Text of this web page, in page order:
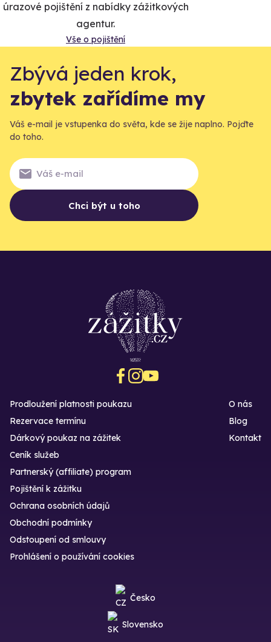
úrazové pojištění z nabídky zážitkových
agentur.
Vše o pojištění
Zbývá jeden krok,
zbytek zařídíme my
Váš e-mail je vstupenka do světa, kde se žije naplno. Pojďte
do toho.
Chci být u toho
Prodloužení platnosti poukazu
Rezervace termínu
Dárkový poukaz na zážitek
O nás
Blog
Kontakt
Ceník služeb
Partnerský (affiliate) program
Pojištění k zážitku
Ochrana osobních údajů
Obchodní podmínky
Odstoupení od smlouvy
Prohlášení o používání cookies
Česko
Slovensko